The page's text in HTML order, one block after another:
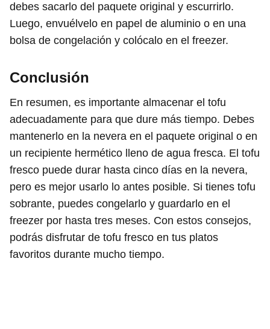
debes sacarlo del paquete original y escurrirlo.
Luego, envuélvelo en papel de aluminio o en una
bolsa de congelación y colócalo en el freezer.
Conclusión
En resumen, es importante almacenar el tofu
adecuadamente para que dure más tiempo. Debes
mantenerlo en la nevera en el paquete original o en
un recipiente hermético lleno de agua fresca. El tofu
fresco puede durar hasta cinco días en la nevera,
pero es mejor usarlo lo antes posible. Si tienes tofu
sobrante, puedes congelarlo y guardarlo en el
freezer por hasta tres meses. Con estos consejos,
podrás disfrutar de tofu fresco en tus platos
favoritos durante mucho tiempo.